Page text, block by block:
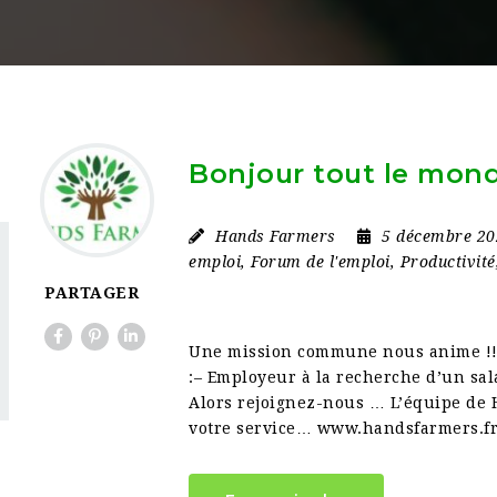
PARTAGER
Bonjour tout le
Hands Farmers
5 décembre
emploi, Forum de l'emploi, Productivité
Une mission commune nous anime
:– Employeur à la recherche d’un
Alors rejoignez-nous … L’équipe de
votre service…